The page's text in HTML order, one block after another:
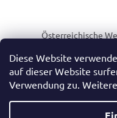
Diese Website
auf dieser Website
Verwendung zu.
Österreichische